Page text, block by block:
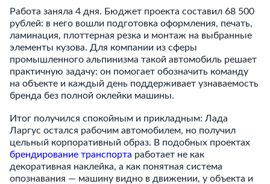
Работа заняла 4 дня. Бюджет проекта составил 68 500
рублей: в него вошли подготовка оформления, печать,
ламинация, плоттерная резка и монтаж на выбранные
элементы кузова. Для компании из сферы
промышленного альпинизма такой автомобиль решает
практичную задачу: он помогает обозначить команду
на объекте и каждый день поддерживает узнаваемость
бренда без полной оклейки машины.
Итог получился спокойным и прикладным: Лада
Ларгус остался рабочим автомобилем, но получил
цельный корпоративный образ. В подобных проектах
брендирование транспорта работает не как
декоративная наклейка, а как понятная система
опознавания — машину видно в движении, у объекта и